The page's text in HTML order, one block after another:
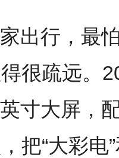
出行，最
很疏远。
寸大屏，
把“大彩电